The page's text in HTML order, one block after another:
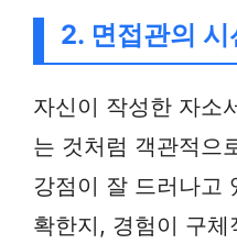
2. 면접관의 시
자신이 작성한 자소
는 것처럼 객관적으
강점이 잘 드러나고
확한지, 경험이 구